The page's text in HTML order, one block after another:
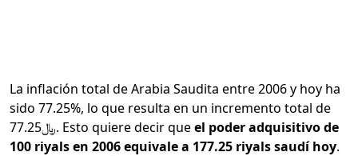
La inflación total de Arabia Saudita entre 2006 y hoy ha
sido 77.25%, lo que resulta en un incremento total de
﷼77.25. Esto quiere decir queel poder adquisitivo de
100 riyals en 2006 equivale a 177.25 riyals saudí hoy.